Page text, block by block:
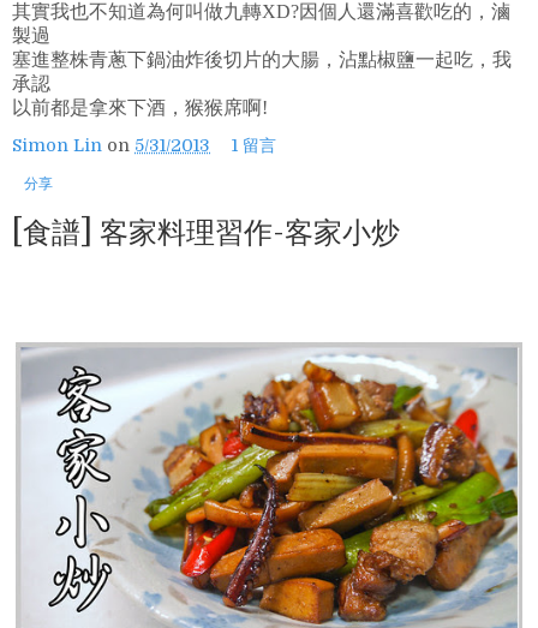
其實我也不知道為何叫做九轉XD?因個人還滿喜歡吃的，滷
製過
塞進整株青蔥下鍋油炸後切片的大腸，沾點椒鹽一起吃，我
承認
以前都是拿來下酒，猴猴席啊!
Simon Lin on 5/31/2013 1 留言
分享
[食譜] 客家料理習作-客家小炒